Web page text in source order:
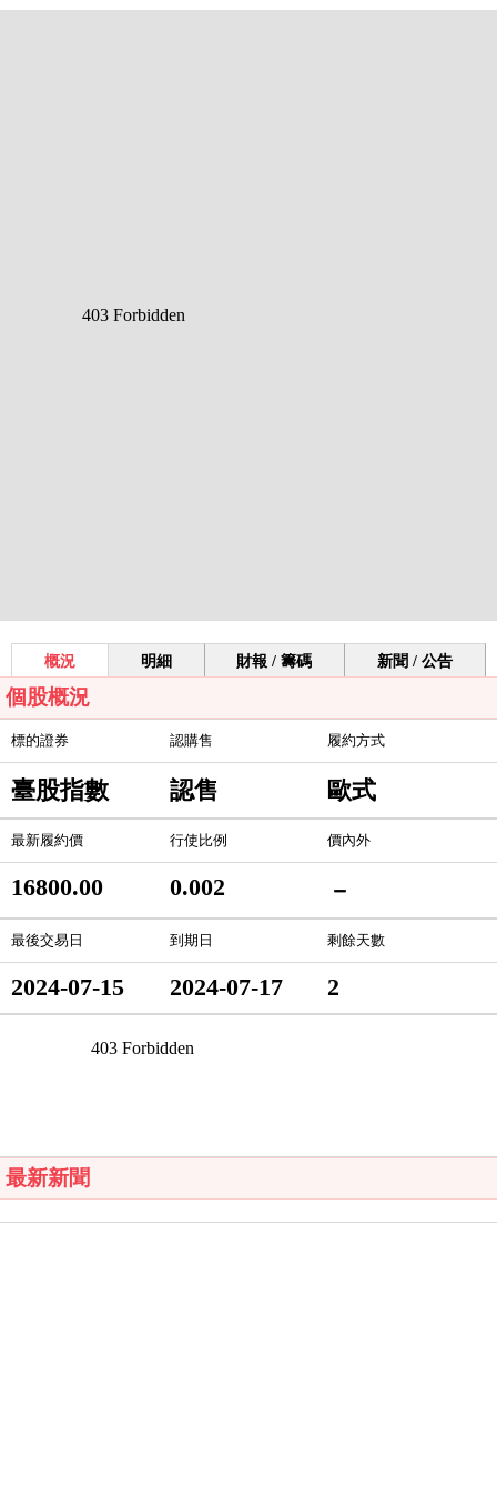
概況 明細 財報 / 籌碼 新聞 / 公告
個股概況
標的證券 認購售 履約方式
臺股指數 認售 歐式
最新履約價 行使比例 價內外
16800.00 0.002 －
最後交易日 到期日 剩餘天數
2024-07-15 2024-07-17 2
最新新聞